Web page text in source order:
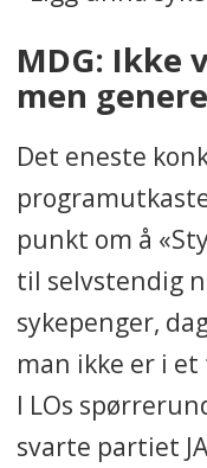
MDG: Ikke
men
Det eneste
punkt om å
til selvstendig
sykepenger,
man ikke er i
I LOs
svarte partiet